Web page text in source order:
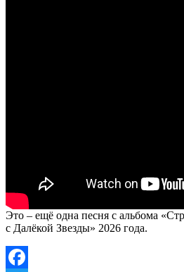
Это – ещё одна песня с альбома
с Далёкой Звезды» 2026 года.